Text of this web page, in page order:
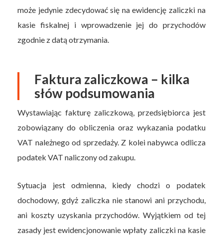
może jedynie zdecydować się na ewidencję zaliczki na
kasie fiskalnej i wprowadzenie jej do przychodów
zgodnie z datą otrzymania.
Faktura zaliczkowa – kilka
słów podsumowania
Wystawiając fakturę zaliczkową, przedsiębiorca jest
zobowiązany do obliczenia oraz wykazania podatku
VAT należnego od sprzedaży. Z kolei nabywca odlicza
podatek VAT naliczony od zakupu.
Sytuacja jest odmienna, kiedy chodzi o podatek
dochodowy, gdyż zaliczka nie stanowi ani przychodu,
ani koszty uzyskania przychodów. Wyjątkiem od tej
zasady jest ewidencjonowanie wpłaty zaliczki na kasie